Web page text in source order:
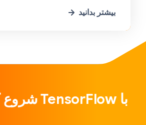
بیشتر بدانید
با TensorFlow شروع کنید